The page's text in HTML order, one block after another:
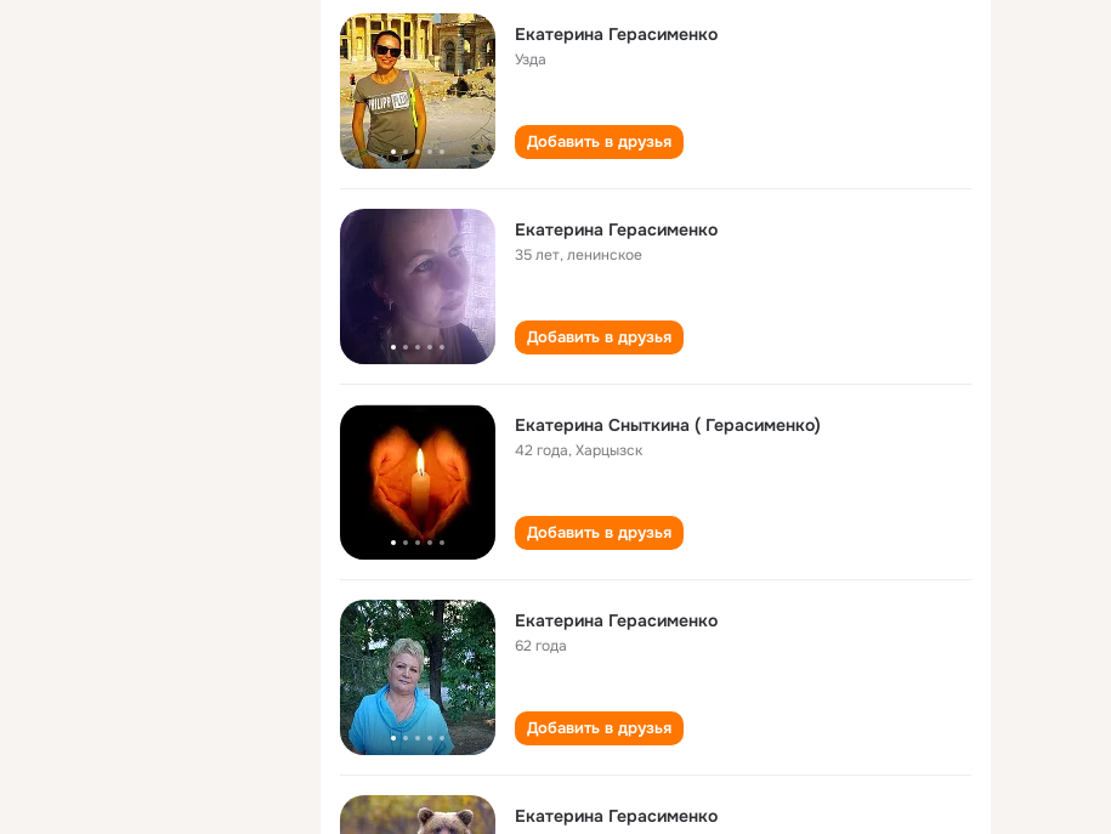
Екатерина Герасименко
Узда
Добавить в друзья
Екатерина Герасименко
35 лет,ленинское
Добавить в друзья
Екатерина Сныткина ( Герасименко)
42 года,Харцызск
Добавить в друзья
Екатерина Герасименко
62 года
Добавить в друзья
Екатерина Герасименко